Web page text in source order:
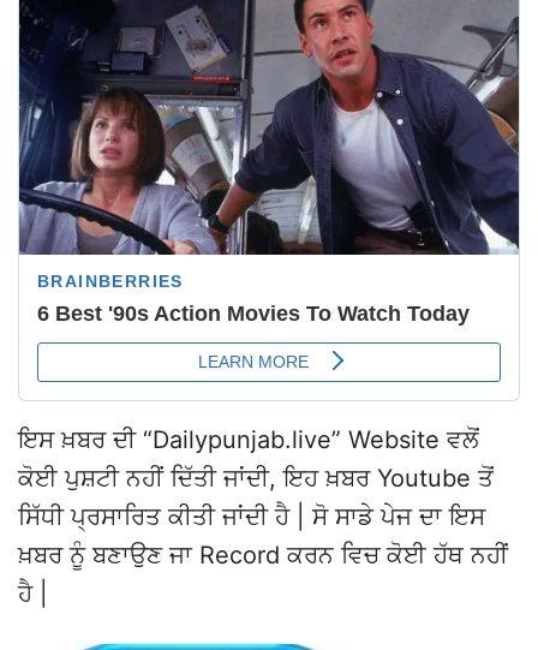
ਇਸ ਖ਼ਬਰ ਦੀ “Dailypunjab.live” Website ਵਲੋਂ
ਕੋਈ ਪੁਸ਼ਟੀ ਨਹੀਂ ਦਿੱਤੀ ਜਾਂਦੀ, ਇਹ ਖ਼ਬਰ Youtube ਤੋਂ
ਸਿੱਧੀ ਪ੍ਰਸਾਰਿਤ ਕੀਤੀ ਜਾਂਦੀ ਹੈ | ਸੋ ਸਾਡੇ ਪੇਜ ਦਾ ਇਸ
ਖ਼ਬਰ ਨੂੰ ਬਣਾਉਣ ਜਾ Record ਕਰਨ ਵਿਚ ਕੋਈ ਹੱਥ ਨਹੀਂ
ਹੈ |